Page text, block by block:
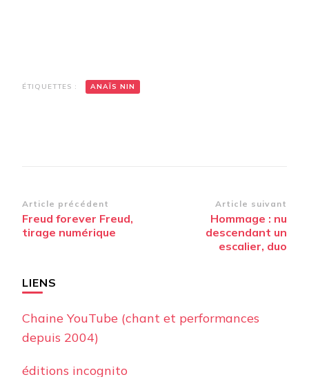
ÉTIQUETTES : ANAÏS NIN
Navigation
d’article
Article précédent
Freud forever Freud,
tirage numérique
Article suivant
Hommage : nu
descendant un
escalier, duo
LIENS
Chaine YouTube (chant et performances
depuis 2004)
éditions incognito